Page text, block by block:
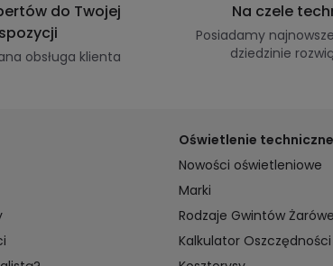
do Twojej
obsługa klienta
Na czele
Posiadamy
dziedzinie
Oświetlenie techniczne
Nowości oświetleniowe
Marki
Rodzaje Gwintów
Kalkulator Oszczędności